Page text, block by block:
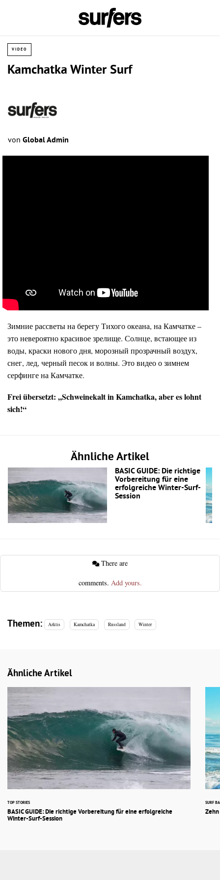
VIDEO
Kamchatka Winter Surf
von Global Admin
Зимние рассветы на берегу Тихого океана, на Камчатке –
это невероятно красивое зрелище. Солнце, встающее из
воды, краски нового дня, морозный прозрачный воздух,
снег, лед, черный песок и волны. Это видео о зимнем
серфинге на Камчатке.
Frei übersetzt: ,,Schweinekalt in Kamchatka, aber es lohnt
sich!“
Ähnliche Artikel
BASIC GUIDE: Die richtige
Vorbereitung für eine
erfolgreiche Winter-Surf-
Session
comments. Add yours.
Themen: Arktis Kamchatka Russland Winter
Ähnliche Artikel
TOP STORIES
BASIC GUIDE: Die richtige Vorbereitung für eine erfolgreiche
Winter-Surf-Session
SURF